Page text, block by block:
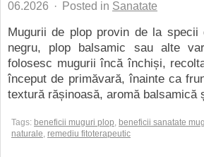
06.2026 · Posted in Sanatate
Mugurii de plop provin de la
negru, plop balsamic sau alte
folosesc mugurii încă închiși,
început de primăvară, înainte ca
textură rășinoasă, aromă balsamică
Tags: beneficii muguri plop, beneficii sanatate
naturale, remediu fitoterapeutic